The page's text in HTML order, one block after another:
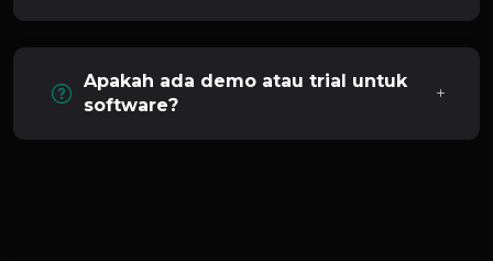
Apakah ada demo atau trial untuk
software?